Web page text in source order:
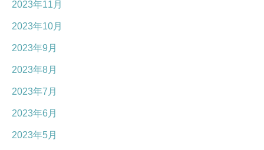
2023年11月
2023年10月
2023年9月
2023年8月
2023年7月
2023年6月
2023年5月